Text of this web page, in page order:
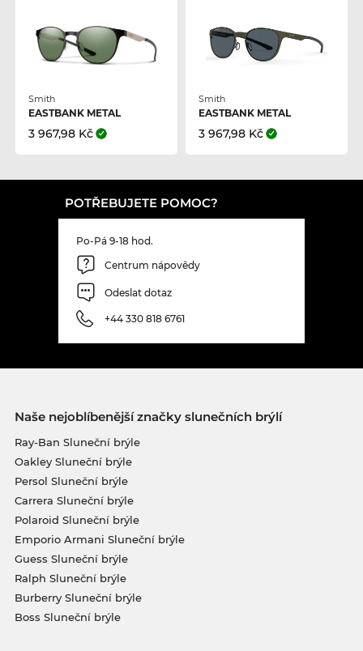
Smith
EASTBANK METAL
3 967,98 Kč
Smith
EASTBANK METAL
3 967,98 Kč
POTŘEBUJETE POMOC?
Po-Pá 9-18 hod.
Centrum nápovědy
Odeslat dotaz
+44 330 818 6761
Naše nejoblíbenější značky slunečních brýlí
Ray-Ban Sluneční brýle
Oakley Sluneční brýle
Persol Sluneční brýle
Carrera Sluneční brýle
Polaroid Sluneční brýle
Emporio Armani Sluneční brýle
Guess Sluneční brýle
Ralph Sluneční brýle
Burberry Sluneční brýle
Boss Sluneční brýle